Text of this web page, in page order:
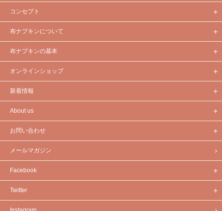
コンセプト
布ナプキンについて
布ナプキンの基本
オンラインショップ
新着情報
About us
お問い合わせ
メールマガジン
Facebook
Twitter